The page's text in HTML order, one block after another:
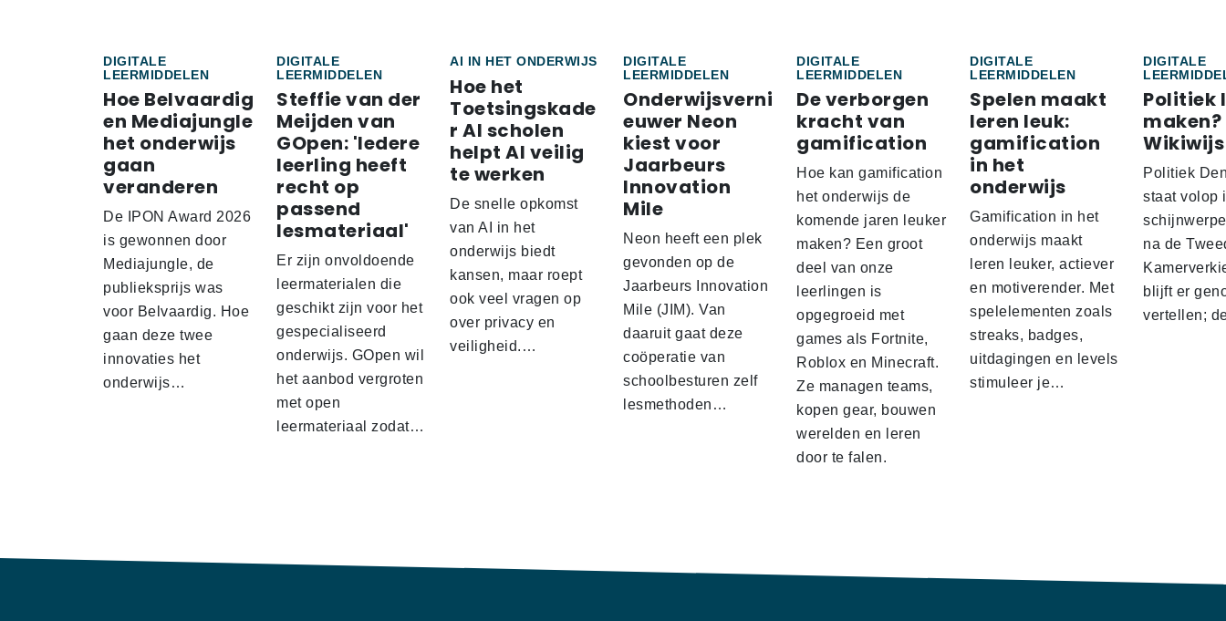
DIGITALE
LEERMIDDELEN
Hoe Belvaardig
en Mediajungle
het onderwijs
gaan
veranderen
De IPON Award 2026
is gewonnen door
Mediajungle, de
publieksprijs was
voor Belvaardig. Hoe
gaan deze twee
innovaties het
onderwijs…
DIGITALE
LEERMIDDELEN
Steffie van der
Meijden van
GOpen: 'Iedere
leerling heeft
recht op
passend
lesmateriaal'
Er zijn onvoldoende
leermaterialen die
geschikt zijn voor het
gespecialiseerd
onderwijs. GOpen wil
het aanbod vergroten
met open
leermateriaal zodat…
AI IN HET ONDERWIJS
Hoe het
Toetsingskade
r AI scholen
helpt AI veilig
te werken
De snelle opkomst
van AI in het
onderwijs biedt
kansen, maar roept
ook veel vragen op
over privacy en
veiligheid.…
DIGITALE
LEERMIDDELEN
Onderwijsverni
euwer Neon
kiest voor
Jaarbeurs
Innovation
Mile
Neon heeft een plek
gevonden op de
Jaarbeurs Innovation
Mile (JIM). Van
daaruit gaat deze
coöperatie van
schoolbesturen zelf
lesmethoden…
DIGITALE
LEERMIDDELEN
De verborgen
kracht van
gamification
Hoe kan gamification
het onderwijs de
komende jaren leuker
maken? Een groot
deel van onze
leerlingen is
opgegroeid met
games als Fortnite,
Roblox en Minecraft.
Ze managen teams,
kopen gear, bouwen
werelden en leren
door te falen.
DIGITALE
LEERMIDDELEN
Spelen maakt
leren leuk:
gamification
in het
onderwijs
Gamification in het
onderwijs maakt
leren leuker, actiever
en motiverender. Met
spelelementen zoals
streaks, badges,
uitdagingen en levels
stimuleer je…
DIGITALE
Politiek
maken?
Politiek
staat volop
na de
blijft er
vertellen;